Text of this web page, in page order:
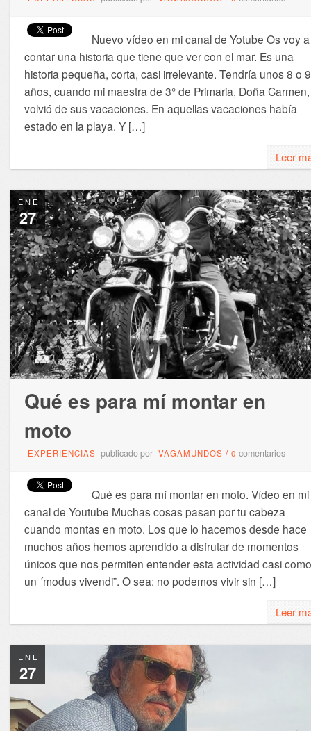
Nuevo vídeo en mi canal de Yotube Os voy a
contar una historia que tiene que ver con el mar. Es una
historia pequeña, corta, casi irrelevante. Tendría unos 8 o 9
años, cuando mi maestra de 3° de Primaria, Doña Carmen,
volvió de sus vacaciones. En aquellas vacaciones había
estado en la playa. Y […]
Leer
ENE
27
Qué es para mí montar en
moto
EXPERIENCIAS publicado por VAGAMUNDOS / 0 comentarios
Qué es para mí montar en moto. Vídeo en mi
canal de Youtube Muchas cosas pasan por tu cabeza
cuando montas en moto. Los que lo hacemos desde hace
muchos años hemos aprendido a disfrutar de momentos
únicos que nos permiten entender esta actividad casi como
un ´modus vivendi¨. O sea: no podemos vivir sin […]
Leer
ENE
27